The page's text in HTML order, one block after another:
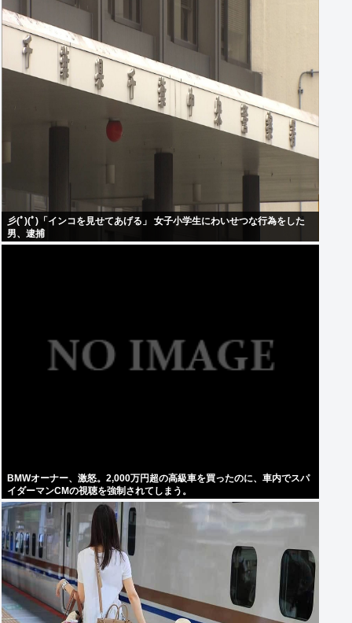
彡(ﾟ)(ﾟ)「インコを見せてあげる」 女子小学生にわいせつな行為をした
男、逮捕
BMWオーナー、激怒。2,000万円超の高級車を買ったのに、車内でスパ
イダーマンCMの視聴を強制されてしまう。